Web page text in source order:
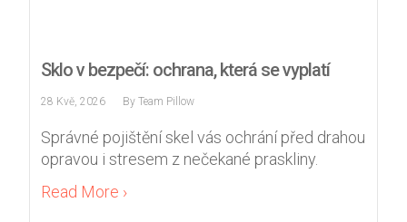
Sklo v bezpečí: ochrana, která se vyplatí
28 Kvě, 2026 By Team Pillow
Správné pojištění skel vás ochrání před drahou
opravou i stresem z nečekané praskliny.
Read More ›